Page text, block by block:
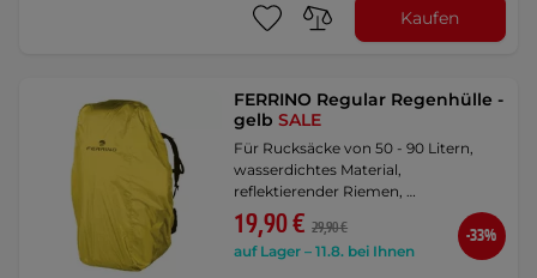
Kaufen
FERRINO Regular Regenhülle -
gelbSALE
Für Rucksäcke von 50 - 90 Litern,
wasserdichtes Material,
reflektierender Riemen, …
19,90 € 29,90 €
auf Lager – 11.8. bei Ihnen
-33%